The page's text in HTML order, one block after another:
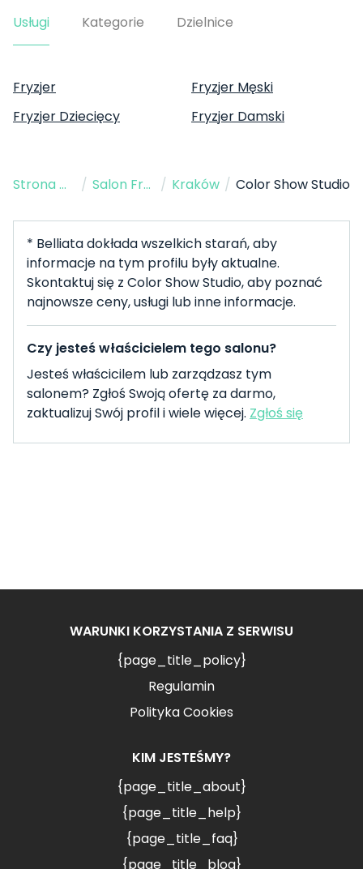
Usługi Kategorie Dzielnice
Fryzjer
Fryzjer Męski
Fryzjer Dziecięcy
Fryzjer Damski
Strona Główna / Salon Fryzjerski / Kraków / Color Show Studio
* Belliata dokłada wszelkich starań, aby
informacje na tym profilu były aktualne.
Skontaktuj się z Color Show Studio, aby poznać
najnowsze ceny, usługi lub inne informacje.
Czy jesteś właścicielem tego salonu?
Jesteś właścicilem lub zarządzasz tym
salonem? Zgłoś Swoją ofertę za darmo,
zaktualizuj Swój profil i wiele więcej. Zgłoś się
WARUNKI KORZYSTANIA Z SERWISU
{page_title_policy}
Regulamin
Polityka Cookies
KIM JESTEŚMY?
{page_title_about}
{page_title_help}
{page_title_faq}
{page_title_blog}